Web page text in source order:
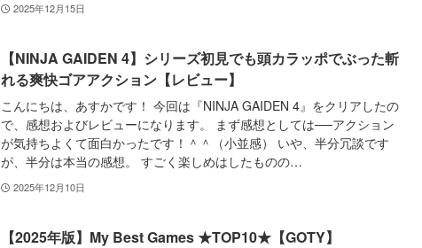
2025年12月15日
【NINJA GAIDEN 4】シリーズ初見でも頭カラッポでぶった斬
れる爽快ゴアアクション【レビュー】
こんにちは、あすかです！ 今回は『NINJA GAIDEN 4』をクリアしたの
で、感想およびレビューになります。 まず感想としては──アクション
が気持ちよくて面白かったです！＾＾（小並感） いや、半分冗談です
が、半分は本当の感想。 すごく楽しめはしたものの…
2025年12月10日
【2025年版】My Best Games ★TOP10★【GOTY】